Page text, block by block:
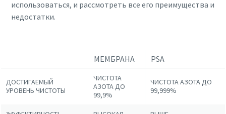
использоваться, и рассмотреть все его преимущества и
недостатки.
МЕМБРАНА PSA
ДОСТИГАЕМЫЙ
УРОВЕНЬ ЧИСТОТЫ
ЧИСТОТА
АЗОТА ДО
99,9%
ЧИСТОТА АЗОТА ДО
99,999%